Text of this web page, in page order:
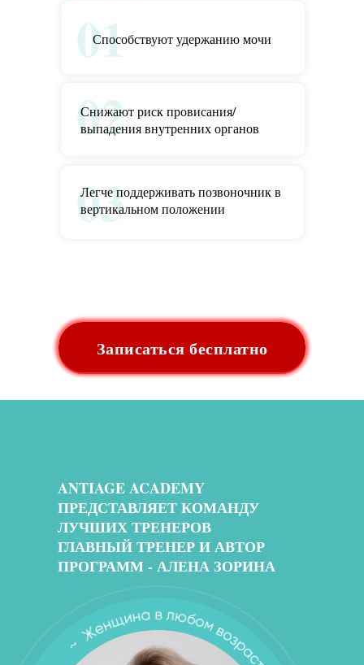
01
03
02
Легче поддерживать позвоночник в
вертикальном положении
Снижают риск провисания/
выпадения внутренних органов
Способствуют удержанию мочи
Записаться бесплатно
ANTIAGE ACADEMY
ПРЕДСТАВЛЯЕТ КОМАНДУ
ЛУЧШИХ ТРЕНЕРОВ
ГЛАВНЫЙ ТРЕНЕР И АВТОР
ПРОГРАММ - АЛЕНА ЗОРИНА